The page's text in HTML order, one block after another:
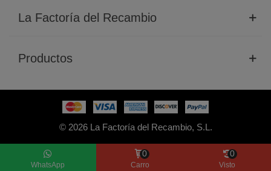
La Factoría del Recambio
Productos
© 2026 La Factoría del Recambio, S.L.
WhatsApp Carro
0
Visto
0